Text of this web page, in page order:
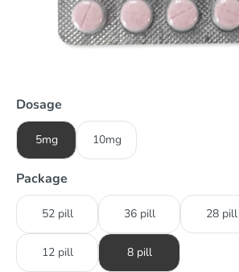
Dosage
5mg 10mg
Package
52 pill 36 pill 28 pill
12 pill 8 pill